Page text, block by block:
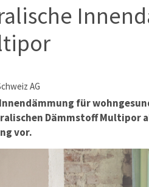
AG
für
Dämmstoff Multipor
vor.